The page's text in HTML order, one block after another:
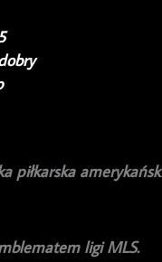
piłkarska
ligi MLS.